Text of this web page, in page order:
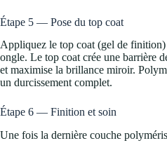
Étape 5 — Pose du top coat
Appliquez le top coat (gel de finition)
ongle. Le top coat crée une barrière
et maximise la brillance miroir.
un durcissement complet.
Étape 6 — Finition et soin
Une fois la dernière couche